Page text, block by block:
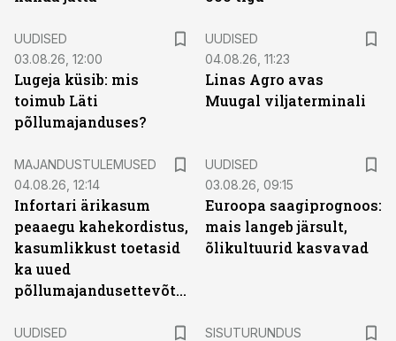
UUDISED
03.08.26, 12:00
Lugeja küsib: mis
toimub Läti
põllumajanduses?
UUDISED
04.08.26, 11:23
Linas Agro avas
Muugal viljaterminali
MAJANDUSTULEMUSED
04.08.26, 12:14
Infortari ärikasum
peaaegu kahekordistus,
kasumlikkust toetasid
ka uued
põllumajandusettevõtted
UUDISED
03.08.26, 09:15
Euroopa saagiprognoos:
mais langeb järsult,
õlikultuurid kasvavad
UUDISED
SISUTURUNDUS